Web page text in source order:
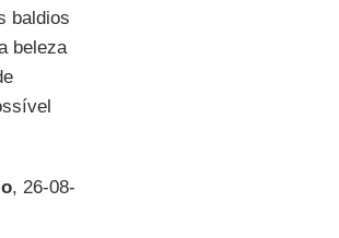
baldios
beleza
, 26-08-